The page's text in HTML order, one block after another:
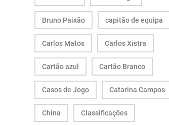
Bruno Paixão capitão de equipa
Carlos Matos Carlos Xistra
Cartão azul Cartão Branco
Casos de Jogo Catarina Campos
China Classificações